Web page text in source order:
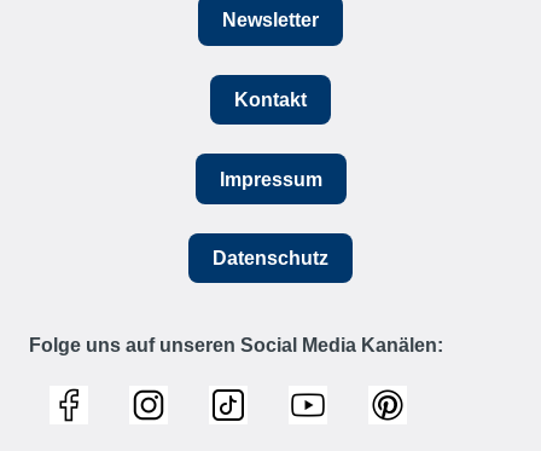
Newsletter
Kontakt
Impressum
Datenschutz
Folge uns auf unseren Social Media Kanälen: